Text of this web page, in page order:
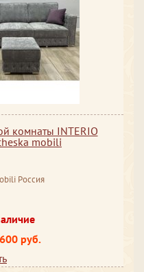
комнаты INTERIO
mobili
Россия
руб.